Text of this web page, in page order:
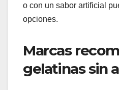
o con un sabor artificial
opciones.
Marcas
gelatinas sin